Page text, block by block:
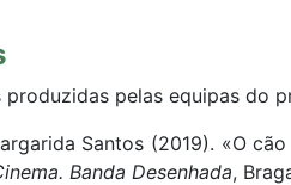
produzidas pelas equipas do
Santos (2019). «O
Banda Desenhada,